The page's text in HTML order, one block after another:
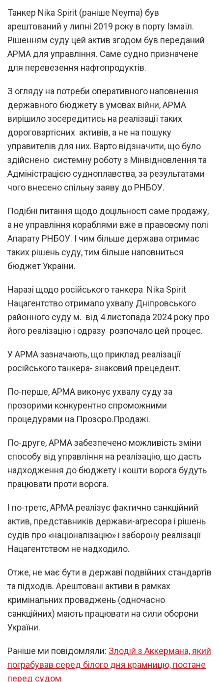
Танкер Nika Spirit (раніше Neyma) був
арештований у липні 2019 року в порту Ізмаїл.
Рішенням суду цей актив згодом був переданий
АРМА для управління. Саме судно призначене
для перевезення нафтопродуктів.
З огляду на потреби оперативного наповнення
державного бюджету в умовах війни, АРМА
вирішило зосередитись на реалізації таких
дороговартісних активів, а не на пошуку
управителів для них. Варто відзначити, що було
здійснено системну роботу з Мінвідновлення та
Адміністрацією судноплавства, за результатами
чого внесено спільну заяву до РНБОУ.
Подібні питання щодо доцільності саме продажу,
а не управління кораблями вже в правовому полі
Апарату РНБОУ. І чим більше держава отримає
таких рішень суду, тим більше наповниться
бюджет України.
Наразі щодо російського танкера Nika Spirit
Нацагентство отримало ухвалу Дніпровського
районного суду м. від 4 листопада 2024 року про
його реалізацію і одразу розпочало цей процес.
У АРМА зазначають, що приклад реалізації
російського танкера- знаковий прецедент.
По-перше, АРМА виконує ухвалу суду за
прозорими конкурентно спроможними
процедурами на Прозоро.Продажі.
По-друге, АРМА забезпечено можливість зміни
способу від управління на реалізацію, що дасть
надходження до бюджету і кошти ворога будуть
працювати проти ворога.
І по-третє, АРМА реалізує фактично санкційний
актив, представників держави-агресора і рішень
судів про «націоналізацію» і заборону реалізації
Нацагентством не надходило.
Отже, не має бути в державі подвійних стандартів
та підходів. Арештовані активи в рамках
кримінальних проваджень (одночасно
санкційних) мають працювати на сили оборони
України.
Раніше ми повідомляли: Злодій з Аккермана, який
пограбував серед білого дня крамницю, постане
перед судом